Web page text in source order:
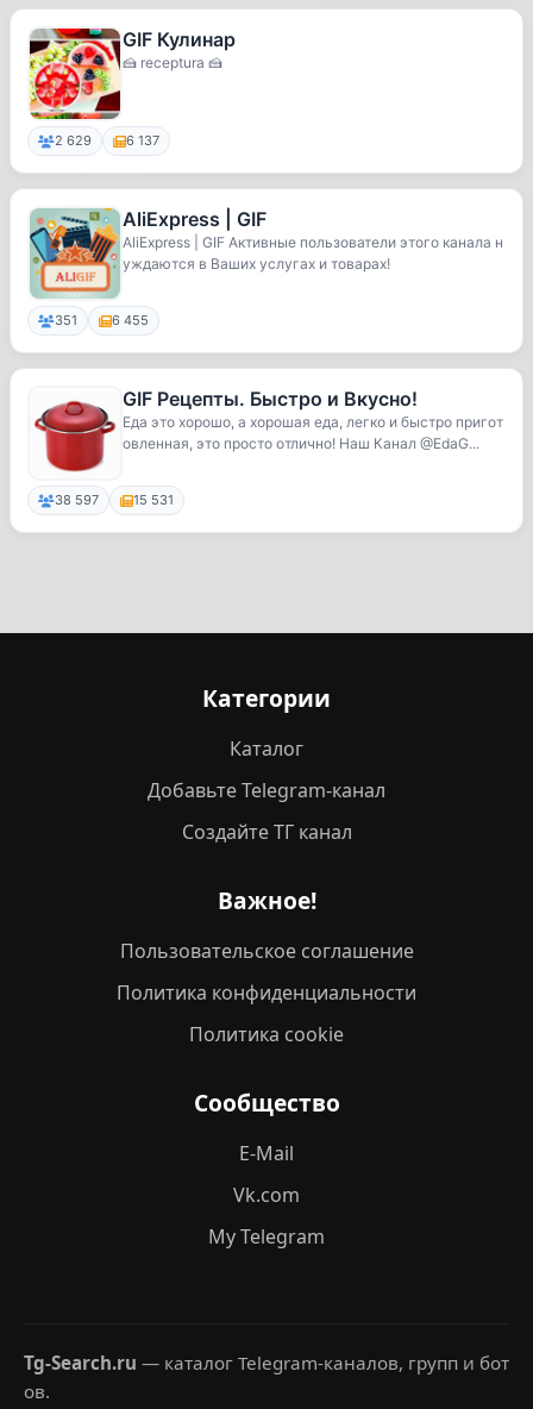
GIF Кулинар
🍰 receptura 🍰
2 629 6 137
AliExpress | GIF
AliExpress | GIF Активные пользователи этого канала н
уждаются в Ваших услугах и товарах!
351 6 455
GIF Рецепты. Быстро и Вкусно!
Еда это хорошо, а хорошая еда, легко и быстро пригот
овленная, это просто отлично! Наш Канал @EdaG...
38 597 15 531
Категории
Каталог
Добавьте Telegram-канал
Создайте ТГ канал
Важное!
Пользовательское соглашение
Политика конфиденциальности
Политика cookie
Сообщество
E-Mail
Vk.com
My Telegram
Tg-Search.ru — каталог Telegram-каналов, групп и бот
ов.